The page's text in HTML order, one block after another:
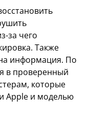
за чего
Также
информация. По
в проверенный
которые
Apple и моделью